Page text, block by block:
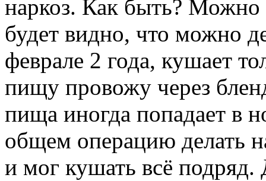
наркоз. Как быть? Можно
будет видно, что можно
феврале 2 года, кушает
пищу провожу через
пища иногда попадает в
общем операцию делать
и мог кушать всё подряд.